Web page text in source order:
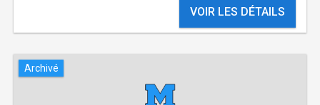
VOIR LES DÉTAILS
Archivé